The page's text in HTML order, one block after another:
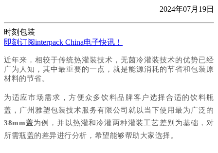
2024年07月19日
时刻包装
即刻订阅interpack China电子快讯！
近年来，相较于传统热灌装技术，无菌冷灌装技术的优势已经
广为人知，其中最重要的一点，就是能源消耗的节省和包装原
材料的节省。
为适应市场需求，方便众多饮料品牌客户选择合适的饮料瓶
盖，广州雅塑包装技术服务有限公司就以当下使用最为广泛 的
38mm盖为例，并以热灌和冷灌两种灌装工艺差别为基础，对
所需瓶盖的差异进行分析，希望能够帮助大家选择。